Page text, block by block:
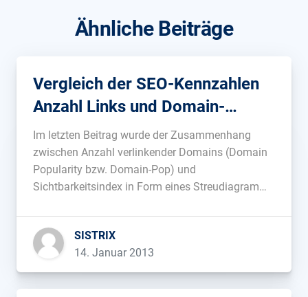
Ähnliche Beiträge
Vergleich der SEO-Kennzahlen
Anzahl Links und Domain-
Popularity
Im letzten Beitrag wurde der Zusammenhang
zwischen Anzahl verlinkender Domains (Domain
Popularity bzw. Domain-Pop) und
Sichtbarkeitsindex in Form eines Streudiagramms
Streudiagramm verändert, wenn man den Faktor
Domain-Pop durch die reine Anzahl Links
austauscht. Die Stichprobenauswahl bleibt
gegenüber der ersten Analyse unverändert.
Vergleich […]...
SISTRIX
14. Januar 2013